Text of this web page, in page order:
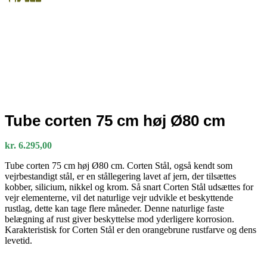
Tube corten 75 cm høj Ø80 cm
kr. 6.295,00
Tube corten 75 cm høj Ø80 cm. Corten Stål, også kendt som
vejrbestandigt stål, er en stållegering lavet af jern, der tilsættes
kobber, silicium, nikkel og krom. Så snart Corten Stål udsættes for
vejr elementerne, vil det naturlige vejr udvikle et beskyttende
rustlag, dette kan tage flere måneder. Denne naturlige faste
belægning af rust giver beskyttelse mod yderligere korrosion.
Karakteristisk for Corten Stål er den orangebrune rustfarve og dens
levetid.